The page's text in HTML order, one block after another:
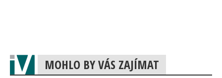
MOHLO BY VÁS ZAJÍMAT